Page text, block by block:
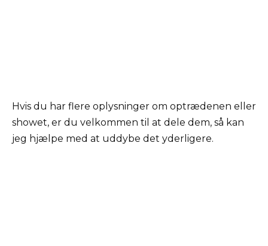
Hvis du har flere oplysninger om optrædenen eller
showet, er du velkommen til at dele dem, så kan
jeg hjælpe med at uddybe det yderligere.